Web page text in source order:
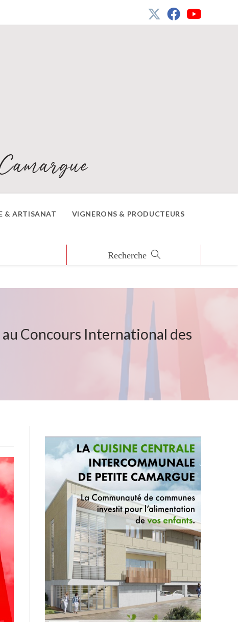
& ARTISANAT VIGNERONS & PRODUCTEURS
au Concours International des